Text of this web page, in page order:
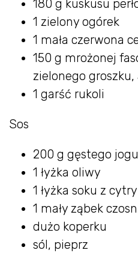
180 g kuskusu
1 zielony ogórek
1 mała czerwona
150 g mrożonej
zielonego
1 garść rukoli
Sos
200 g gęstego
1 łyżka oliwy
1 łyżka soku z
1 mały ząbek
dużo koperku
sól, pieprz